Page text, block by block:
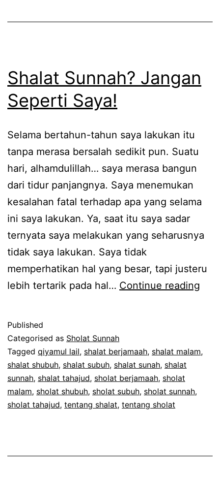
Shalat Sunnah? Jangan
Seperti Saya!
Selama bertahun-tahun saya lakukan itu
tanpa merasa bersalah sedikit pun. Suatu
hari, alhamdulillah… saya merasa bangun
dari tidur panjangnya. Saya menemukan
kesalahan fatal terhadap apa yang selama
ini saya lakukan. Ya, saat itu saya sadar
ternyata saya melakukan yang seharusnya
tidak saya lakukan. Saya tidak
memperhatikan hal yang besar, tapi justeru
lebih tertarik pada hal… Continue reading
Published
Categorised as Sholat Sunnah
Tagged qiyamul lail, shalat berjamaah, shalat malam,
shalat shubuh, shalat subuh, shalat sunah, shalat
sunnah, shalat tahajud, sholat berjamaah, sholat
malam, sholat shubuh, sholat subuh, sholat sunnah,
sholat tahajud, tentang shalat, tentang sholat